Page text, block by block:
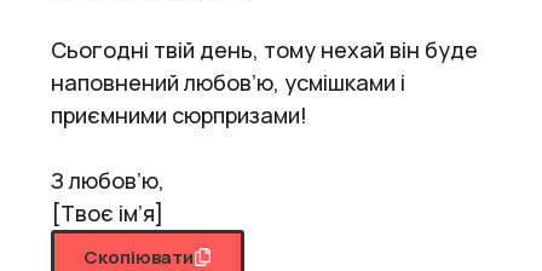
Сьогодні твій день, тому нехай він буде
наповнений любов’ю, усмішками і
приємними сюрпризами!
З любов’ю,
[Твоє ім’я]
Скопіювати